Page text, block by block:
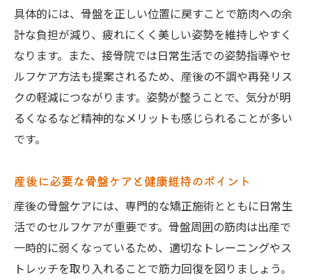
具体的には、骨盤を正しい位置に戻すことで筋肉への余
計な負担が減り、疲れにくく美しい姿勢を維持しやすく
なります。また、接骨院では日常生活での姿勢指導やセ
ルフケア方法も提案されるため、産後の不調や再発リス
クの軽減につながります。姿勢が整うことで、気分が明
るくなるなど精神的なメリットも感じられることが多い
です。
産後に必要な骨盤ケアと健康維持のポイント
産後の骨盤ケアには、専門的な矯正施術とともに日常生
活でのセルフケアが重要です。骨盤周囲の筋肉は出産で
一時的に弱くなっているため、適切なトレーニングやス
トレッチを取り入れることで筋力回復を図りましょう。